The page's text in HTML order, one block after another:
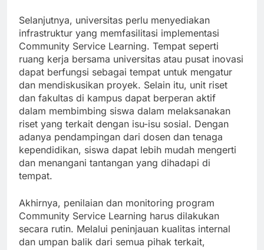
Selanjutnya, universitas perlu menyediakan
infrastruktur yang memfasilitasi implementasi
Community Service Learning. Tempat seperti
ruang kerja bersama universitas atau pusat inovasi
dapat berfungsi sebagai tempat untuk mengatur
dan mendiskusikan proyek. Selain itu, unit riset
dan fakultas di kampus dapat berperan aktif
dalam membimbing siswa dalam melaksanakan
riset yang terkait dengan isu-isu sosial. Dengan
adanya pendampingan dari dosen dan tenaga
kependidikan, siswa dapat lebih mudah mengerti
dan menangani tantangan yang dihadapi di
tempat.
Akhirnya, penilaian dan monitoring program
Community Service Learning harus dilakukan
secara rutin. Melalui peninjauan kualitas internal
dan umpan balik dari semua pihak terkait,